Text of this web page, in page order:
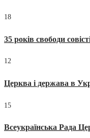
18
35 років свободи
12
Церква і держава в
15
Всеукраїнська Рада